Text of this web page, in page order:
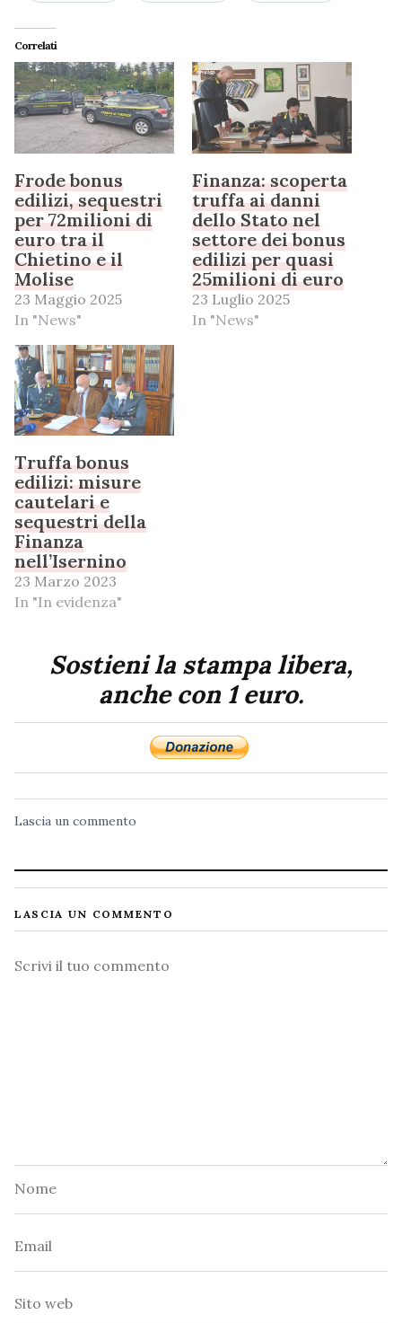
Correlati
Frode bonus
edilizi, sequestri
per 72milioni di
euro tra il
Chietino e il
Molise
23 Maggio 2025
In "News"
Finanza: scoperta
truffa ai danni
dello Stato nel
settore dei bonus
edilizi per quasi
25milioni di euro
23 Luglio 2025
In "News"
Truffa bonus
edilizi: misure
cautelari e
sequestri della
Finanza
nell’Isernino
23 Marzo 2023
In "In evidenza"
Sostieni la stampa libera,
anche con 1 euro.
Lascia un commento
LASCIA UN COMMENTO
Commento